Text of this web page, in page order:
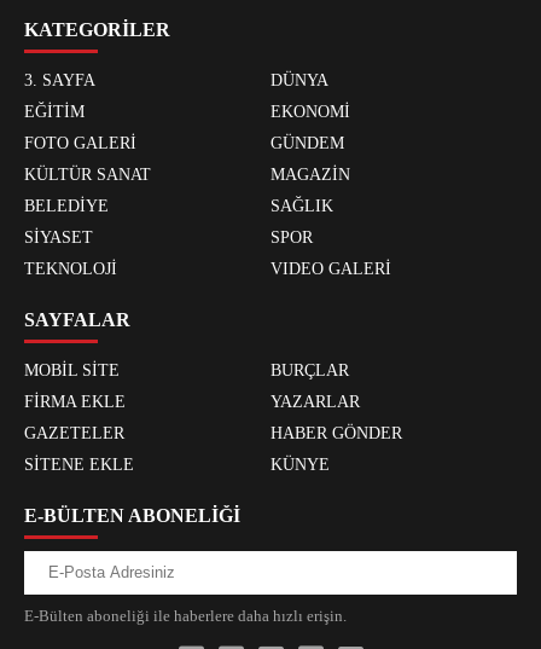
KATEGORİLER
3. SAYFA
DÜNYA
EĞİTİM
EKONOMİ
FOTO GALERİ
GÜNDEM
KÜLTÜR SANAT
MAGAZİN
BELEDİYE
SAĞLIK
SİYASET
SPOR
TEKNOLOJİ
VIDEO GALERİ
SAYFALAR
MOBİL SİTE
BURÇLAR
FİRMA EKLE
YAZARLAR
GAZETELER
HABER GÖNDER
SİTENE EKLE
KÜNYE
E-BÜLTEN ABONELİĞİ
E-Bülten aboneliği ile haberlere daha hızlı erişin.